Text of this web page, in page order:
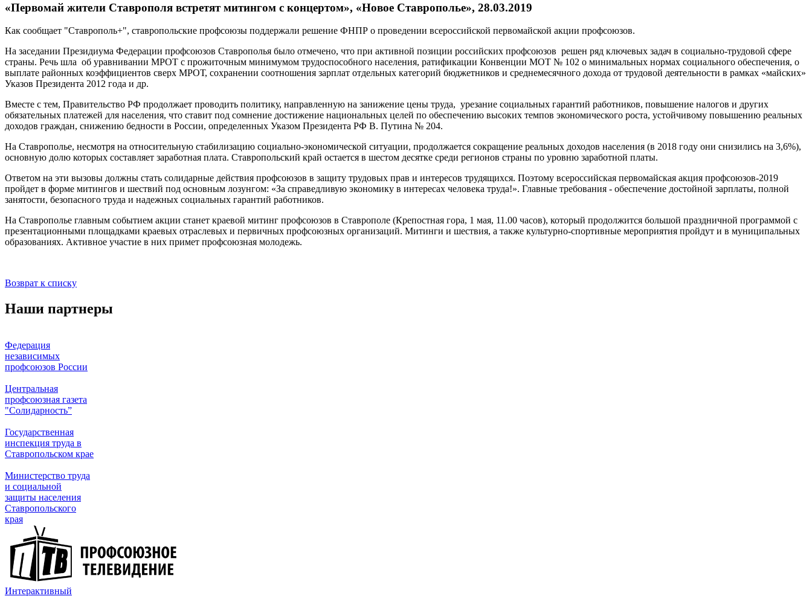
«Первомай жители Ставрополя встретят митингом с концертом», «Новое Ставрополье», 28.03.2019
Как сообщает "Ставрополь+", ставропольские профсоюзы поддержали решение ФНПР о проведении всероссийской первомайской акции профсоюзов.
На заседании Президиума Федерации профсоюзов Ставрополья было отмечено, что при активной позиции российских профсоюзов решен ряд ключевых задач в социально-трудовой сфере
страны. Речь шла об уравнивании МРОТ с прожиточным минимумом трудоспособного населения, ратификации Конвенции МОТ № 102 о минимальных нормах социального обеспечения, о
выплате районных коэффициентов сверх МРОТ, сохранении соотношения зарплат отдельных категорий бюджетников и среднемесячного дохода от трудовой деятельности в рамках «майских»
Указов Президента 2012 года и др.
Вместе с тем, Правительство РФ продолжает проводить политику, направленную на занижение цены труда, урезание социальных гарантий работников, повышение налогов и других
обязательных платежей для населения, что ставит под сомнение достижение национальных целей по обеспечению высоких темпов экономического роста, устойчивому повышению реальных
доходов граждан, снижению бедности в России, определенных Указом Президента РФ В. Путина № 204.
На Ставрополье, несмотря на относительную стабилизацию социально-экономической ситуации, продолжается сокращение реальных доходов населения (в 2018 году они снизились на 3,6%),
основную долю которых составляет заработная плата. Ставропольский край остается в шестом десятке среди регионов страны по уровню заработной платы.
Ответом на эти вызовы должны стать солидарные действия профсоюзов в защиту трудовых прав и интересов трудящихся. Поэтому всероссийская первомайская акция профсоюзов-2019
пройдет в форме митингов и шествий под основным лозунгом: «За справедливую экономику в интересах человека труда!». Главные требования - обеспечение достойной зарплаты, полной
занятости, безопасного труда и надежных социальных гарантий работников.
На Ставрополье главным событием акции станет краевой митинг профсоюзов в Ставрополе (Крепостная гора, 1 мая, 11.00 часов), который продолжится большой праздничной программой с
презентационными площадками краевых отраслевых и первичных профсоюзных организаций. Митинги и шествия, а также культурно-спортивные мероприятия пройдут и в муниципальных
образованиях. Активное участие в них примет профсоюзная молодежь.
Возврат к списку
Наши партнеры
Федерация
независимых
профсоюзов России
Центральная
профсоюзная газета
"Солидарность”
Государственная
инспекция труда в
Ставропольском крае
Министерство труда
и социальной
защиты населения
Ставропольского
края
Интерактивный